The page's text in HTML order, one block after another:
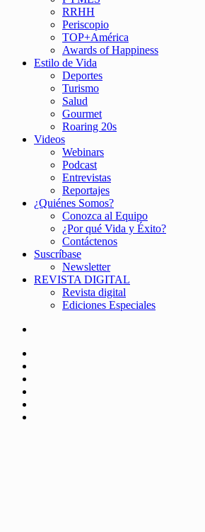
RRHH
Periscopio
TOP+América
Awards of Happiness
Estilo de Vida
Deportes
Turismo
Salud
Gourmet
Roaring 20s
Videos
Webinars
Podcast
Entrevistas
Reportajes
¿Quiénes Somos?
Conozca al Equipo
¿Por qué Vida y Éxito?
Contáctenos
Suscríbase
Newsletter
REVISTA DIGITAL
Revista digital
Ediciones Especiales